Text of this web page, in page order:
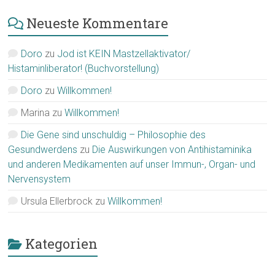
Neueste Kommentare
Doro zu Jod ist KEIN Mastzellaktivator/
Histaminliberator! (Buchvorstellung)
Doro zuWillkommen!
Marina zuWillkommen!
Die Gene sind unschuldig – Philosophie des
Gesundwerdens zu Die Auswirkungen von Antihistaminika
und anderen Medikamenten auf unser Immun-, Organ- und
Nervensystem
Ursula Ellerbrock zuWillkommen!
Kategorien